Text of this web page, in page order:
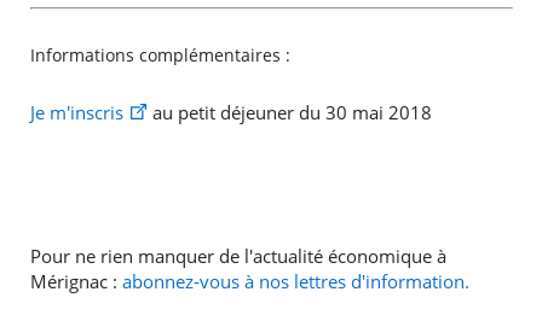
Informations complémentaires :
Je m'inscris au petit déjeuner du 30 mai 2018
Pour ne rien manquer de l'actualité économique à
Mérignac : abonnez-vous à nos lettres d'information.